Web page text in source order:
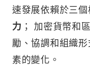
速發展依賴於三
力 ； 加密貨幣和
勵、協調和組織
素的變化。